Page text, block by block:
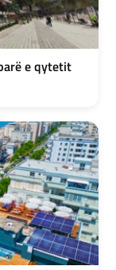
e qytetit